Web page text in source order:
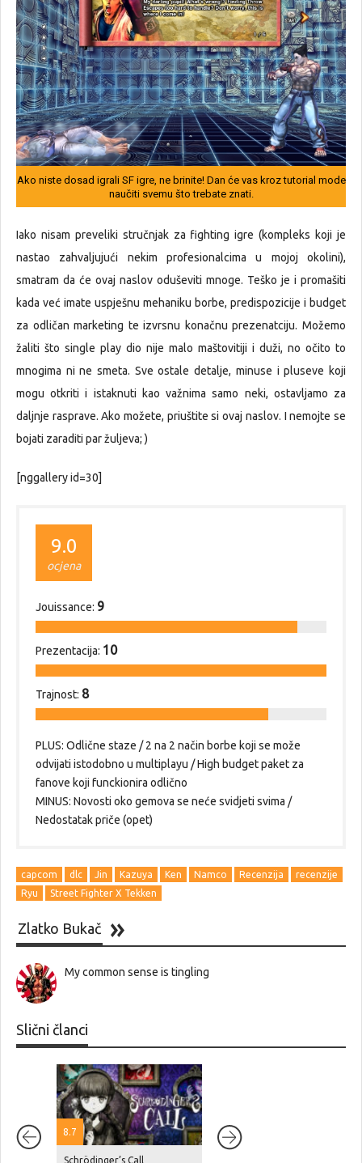
Ako niste dosad igrali SF igre, ne brinite! Dan će vas kroz tutorial mode
naučiti svemu što trebate znati.
Iako nisam preveliki stručnjak za fighting igre (kompleks koji je
nastao zahvaljujući nekim profesionalcima u mojoj okolini),
smatram da će ovaj naslov oduševiti mnoge. Teško je i promašiti
kada već imate uspješnu mehaniku borbe, predispozicije i budget
za odličan marketing te izvrsnu konačnu prezenatciju. Možemo
žaliti što single play dio nije malo maštovitiji i duži, no očito to
mnogima ni ne smeta. Sve ostale detalje, minuse i pluseve koji
mogu otkriti i istaknuti kao važnima samo neki, ostavljamo za
daljnje rasprave. Ako možete, priuštite si ovaj naslov. I nemojte se
bojati zaraditi par žuljeva; )
[nggallery id=30]
9.0
ocjena
Jouissance: 9
Prezentacija: 10
Trajnost: 8
PLUS: Odlične staze / 2 na 2 način borbe koji se može
odvijati istodobno u multiplayu / High budget paket za
fanove koji funckionira odlično
MINUS: Novosti oko gemova se neće svidjeti svima /
Nedostatak priče (opet)
capcom dlc Jin Kazuya Ken Namco Recenzija
recenzije
Ryu
Street Fighter X Tekken
Zlatko Bukač
My common sense is tingling
Slični članci
8.7
Schrödinger’s Call